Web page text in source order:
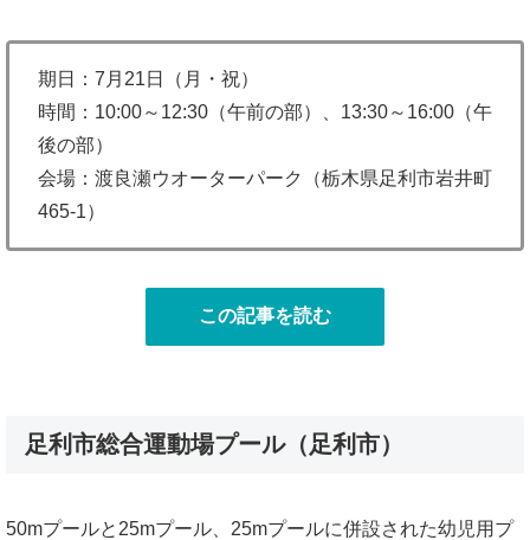
期日：7月21日（月・祝）
時間：10:00～12:30（午前の部）、13:30～16:00（午
後の部）
会場：渡良瀬ウオーターパーク（栃木県足利市岩井町
465-1）
この記事を読む
足利市総合運動場プール（足利市）
50mプールと25mプール、25mプールに併設された幼児用プ